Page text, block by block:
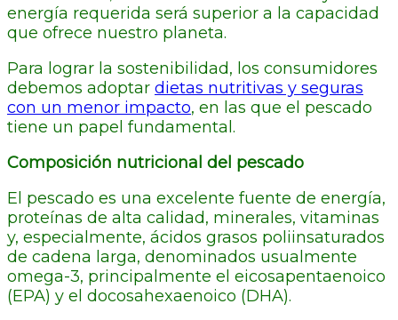
energía requerida será superior a la capacidad
que ofrece nuestro planeta.
Para lograr la sostenibilidad, los consumidores
debemos adoptar dietas nutritivas y seguras
con un menor impacto, en las que el pescado
tiene un papel fundamental.
Composición nutricional del pescado
El pescado es una excelente fuente de energía,
proteínas de alta calidad, minerales, vitaminas
y, especialmente, ácidos grasos poliinsaturados
de cadena larga, denominados usualmente
omega-3, principalmente el eicosapentaenoico
(EPA) y el docosahexaenoico (DHA).